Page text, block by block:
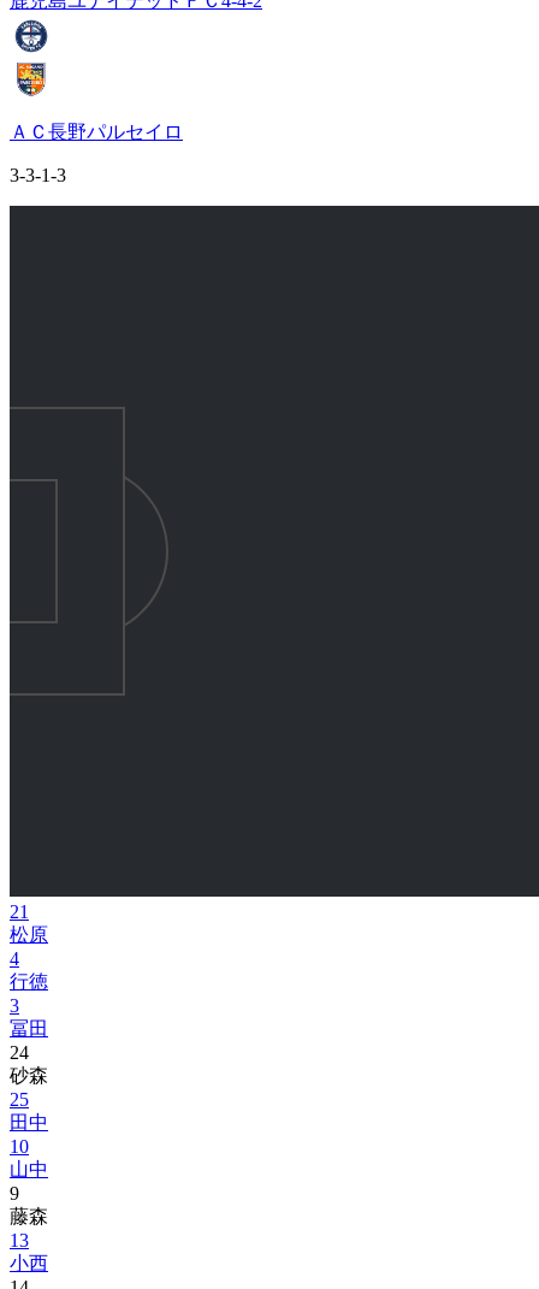
ＡＣ長野パルセイロ
3-3-1-3
21
松原
4
行徳
3
冨田
24
砂森
25
田中
10
山中
9
藤森
13
小西